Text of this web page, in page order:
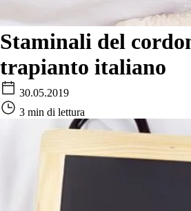
Staminali del
trapianto italiano
30.05.2019
3 min di lettura